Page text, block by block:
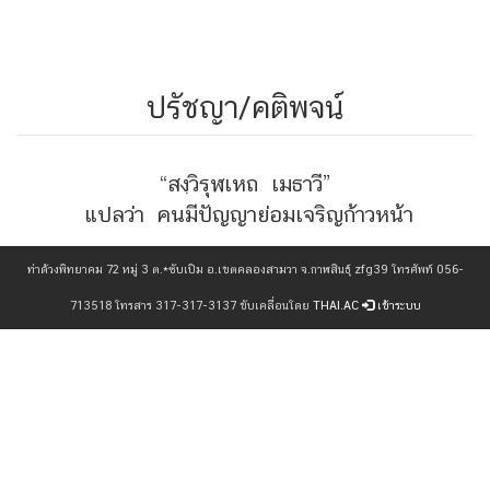
ปรัชญา/คติพจน์
“สงฺวิรุฬเหถ เมธาวี”
แปลว่า คนมีปัญญาย่อมเจริญก้าวหน้า
ท่าด้วงพิทยาคม 72 หมู่ 3 ต.*ซับเปิม อ.เขตคลองสามวา จ.กาฬสินธุ์ zfg39 โทรศัพท์ 056-
713518 โทรสาร 317-317-3137 ขับเคลื่อนโดย THAI.AC เข้าระบบ